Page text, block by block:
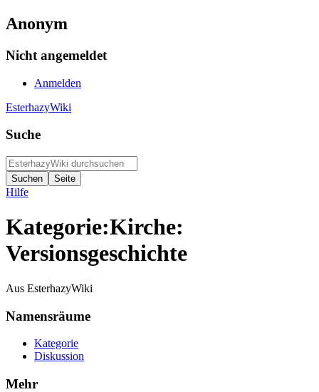
Anonym
Nicht angemeldet
Anmelden
EsterhazyWiki
Suche
Hilfe
Kategorie:Kirche:
Versionsgeschichte
Aus EsterhazyWiki
Namensräume
Kategorie
Diskussion
Mehr